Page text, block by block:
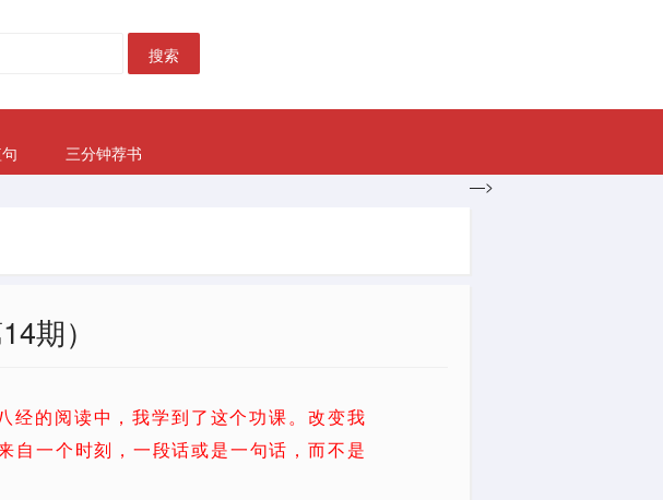
搜索
三分钟荐书
—>
期）
经的阅读中，我学到了这个功课。改变我
自一个时刻，一段话或是一句话，而不是